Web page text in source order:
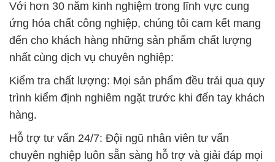
Với hơn 30 năm kinh nghiệm trong lĩnh vực cung
ứng hóa chất công nghiệp, chúng tôi cam kết mang
đến cho khách hàng những sản phẩm chất lượng
nhất cùng dịch vụ chuyên nghiệp:
Kiểm tra chất lượng: Mọi sản phẩm đều trải qua quy
trình kiểm định nghiêm ngặt trước khi đến tay khách
hàng.
Hỗ trợ tư vấn 24/7: Đội ngũ nhân viên tư vấn
chuyên nghiệp luôn sẵn sàng hỗ trợ và giải đáp mọi